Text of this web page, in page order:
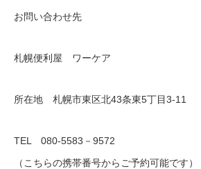
お問い合わせ先
札幌便利屋 ワーケア
所在地 札幌市東区北43条東5丁目3‐11
TEL 080‐5583－9572
（こちらの携帯番号からご予約可能です）